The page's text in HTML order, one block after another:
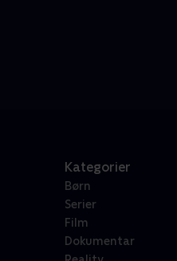
Kategorier
Børn
Serier
Film
Dokumentar